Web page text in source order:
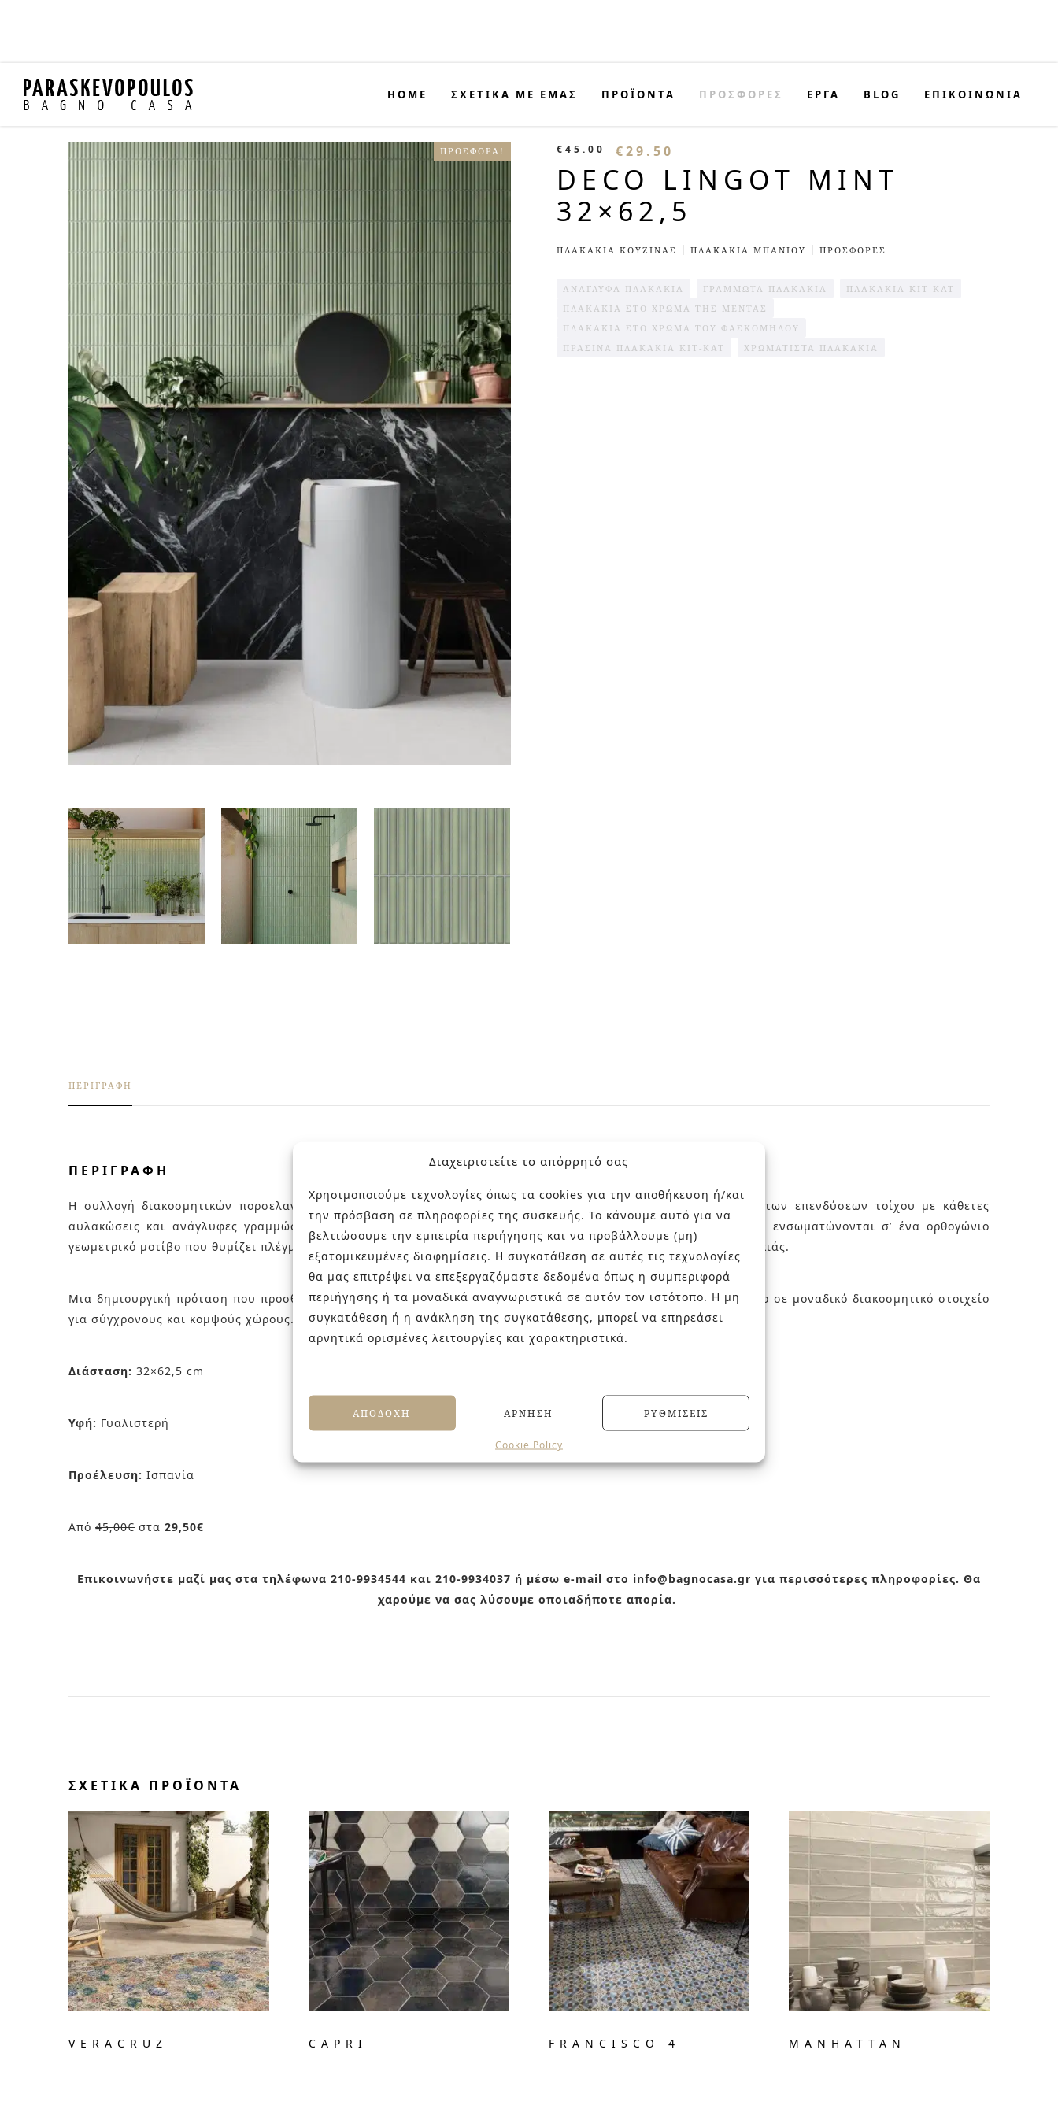
Διαχειριστείτε το απόρρητό σας
Χρησιμοποιούμε τεχνολογίες όπως τα cookies για την αποθήκευση ή/και
την πρόσβαση σε πληροφορίες της συσκευής. Το κάνουμε αυτό για να
βελτιώσουμε την εμπειρία περιήγησης και να προβάλλουμε (μη)
εξατομικευμένες διαφημίσεις. Η συγκατάθεση σε αυτές τις τεχνολογίες
θα μας επιτρέψει να επεξεργαζόμαστε δεδομένα όπως η συμπεριφορά
περιήγησης ή τα μοναδικά αναγνωριστικά σε αυτόν τον ιστότοπο. Η μη
συγκατάθεση ή η ανάκληση της συγκατάθεσης, μπορεί να επηρεάσει
αρνητικά ορισμένες λειτουργίες και χαρακτηριστικά.
ΑΠΟΔΟΧΉ ΆΡΝΗΣΗ ΡΥΘΜΊΣΕΙΣ
Cookie Policy
HOME ΣΧΕΤΙΚΑ ΜΕ ΕΜΑΣ ΠΡΟΪΟΝΤΑ ΠΡΟΣΦΟΡΈΣ ΕΡΓΑ BLOG ΕΠΙΚΟΙΝΩΝΊΑ
ΠΡΟΣΦΟΡΆ! €45.00 €29.50
DECO LINGOT MINT
32×62,5
ΠΛΑΚΆΚΙΑ ΚΟΥΖΊΝΑΣ ΠΛΑΚΆΚΙΑ ΜΠΆΝΙΟΥ ΠΡΟΣΦΟΡΈΣ
ΑΝΆΓΛΥΦΑ ΠΛΑΚΆΚΙΑ ΓΡΑΜΜΩΤΆ ΠΛΑΚΆΚΙΑ
ΠΛΑΚΆΚΙΑ KIT-KAT
ΠΛΑΚΆΚΙΑ ΣΤΟ ΧΡΏΜΑ ΤΗΣ ΜΈΝΤΑΣ
ΠΛΑΚΆΚΙΑ ΣΤΟ ΧΡΏΜΑ ΤΟΥ ΦΑΣΚΌΜΗΛΟΥ
ΠΡΆΣΙΝΑ ΠΛΑΚΆΚΙΑ KIT-KAT
ΧΡΩΜΑΤΙΣΤΆ ΠΛΑΚΆΚΙΑ
ΠΕΡΙΓΡΑΦΉ
ΠΕΡΙΓΡΑΦΉ
Η συλλογή διακοσμητικών πορσελανάτων πλακιδίων Deco Lingotείναι εμπνευσμένη από τη σύγχρονη τάση των επενδύσεων τοίχου με κάθετες
αυλακώσεις και ανάγλυφες γραμμώσεις, που χαρακτηριστικά ονομάζουμε kit-kat. Οι καθαρές, ευθείες γραμμές ενσωματώνονται σ’ ένα ορθογώνιο
γεωμετρικό μοτίβο που θυμίζει πλέγμα ή διακοσμητική σχάρα, δημιουργώντας ένα ιδιαίτερο παιχνίδι φωτός και σκιάς.
Μια δημιουργική πρόταση που προσθέτει υφή, βάθος και αρχιτεκτονικό ενδιαφέρον, μεταμορφώνοντας κάθε τοίχο σε μοναδικό διακοσμητικό στοιχείο
για σύγχρονους και κομψούς χώρους.
Διάσταση: 32×62,5 cm
Υφή: Γυαλιστερή
Προέλευση: Ισπανία
Από 45,00€ στα 29,50€
Επικοινωνήστε μαζί μας στα τηλέφωνα 210-9934544 και 210-9934037 ή μέσω e-mail στο info@bagnocasa.gr για περισσότερες πληροφορίες. Θα
χαρούμε να σας λύσουμε οποιαδήποτε απορία.
ΣΧΕΤΙΚΆ ΠΡΟΪΌΝΤΑ
VERACRUZ CAPRI FRANCISCO 4 MANHATTAN